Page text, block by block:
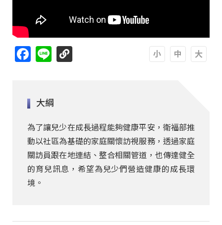
Facebook
Line
大綱
為了讓兒少在成長過程能夠健康平安，衛福部推
動以社區為基礎的家庭關懷訪視服務，透過家庭
關訪員跟在地連結、整合相關管道，也傳達健全
的育兒訊息，希望為兒少們營造健康的成長環
境。